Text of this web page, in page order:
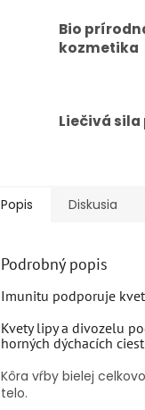
Bio
kozmetika
Liečivá
Popis Diskusia
Podrobný popis
Imunitu podporuje
Kvety lipy a divozelu
horných dýchacích
Kôra vŕby bielej
telo.